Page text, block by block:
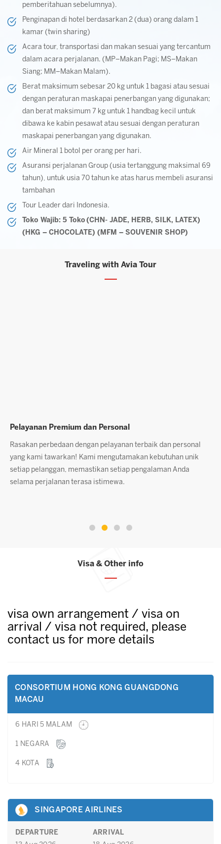
pemberitahuan sebelumnya).
Penginapan di hotel berdasarkan 2 (dua) orang dalam 1
kamar (twin sharing)
Acara tour, transportasi dan makan sesuai yang tercantum
dalam acara perjalanan. (MP–Makan Pagi; MS–Makan
Siang; MM–Makan Malam).
Berat maksimum sebesar 20 kg untuk 1 bagasi atau sesuai
dengan peraturan maskapai penerbangan yang digunakan;
dan berat maksimum 7 kg untuk 1 handbag kecil untuk
dibawa ke kabin pesawat atau sesuai dengan peraturan
maskapai penerbangan yang digunakan.
Air Mineral 1 botol per orang per hari.
Asuransi perjalanan Group (usia tertanggung maksimal 69
tahun), untuk usia 70 tahun ke atas harus membeli asuransi
tambahan
Tour Leader dari Indonesia.
Toko Wajib: 5 Toko (CHN- JADE, HERB, SILK, LATEX)
(HKG – CHOCOLATE) (MFM – SOUVENIR SHOP)
Traveling with Avia Tour
Pelayanan Premium dan Personal
Rasakan perbedaan dengan pelayanan terbaik dan personal
yang kami tawarkan! Kami mengutamakan kebutuhan unik
setiap pelanggan, memastikan setiap pengalaman Anda
selama perjalanan terasa istimewa.
Visa & Other info
visa own arrangement / visa on
arrival / visa not required, please
contact us for more details
CONSORTIUM HONG KONG GUANGDONG
MACAU
6 HARI 5 MALAM
1 NEGARA
4 KOTA
SINGAPORE AIRLINES
DEPARTURE
ARRIVAL